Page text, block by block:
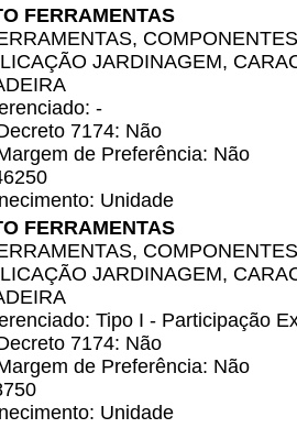
FERRAMENTAS
JARDINAGEM,
-
7174: Não
de Preferência: Não
Unidade
FERRAMENTAS
JARDINAGEM,
Tipo I - Participação
7174: Não
de Preferência: Não
Unidade